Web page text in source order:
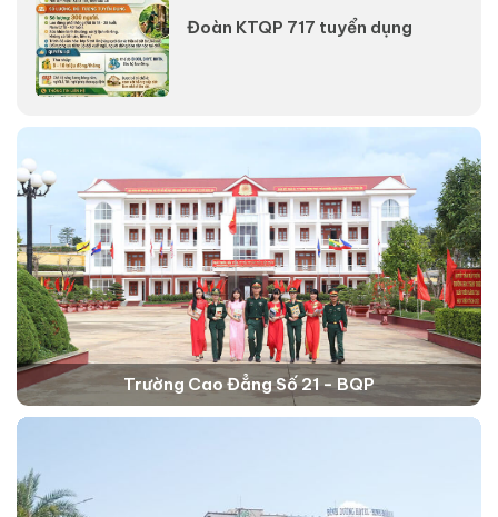
Đoàn KTQP 717 tuyển dụng
Trường Cao Đẳng Số 21 - BQP